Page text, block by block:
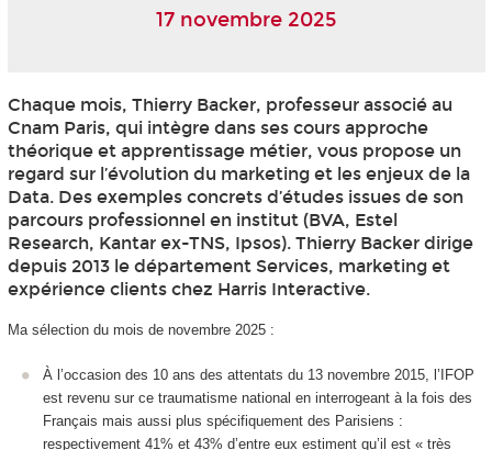
17 novembre 2025
Chaque mois, Thierry Backer, professeur associé au
Cnam Paris, qui intègre dans ses cours approche
théorique et apprentissage métier, vous propose un
regard sur l’évolution du marketing et les enjeux de la
Data. Des exemples concrets d’études issues de son
parcours professionnel en institut (BVA, Estel
Research, Kantar ex-TNS, Ipsos). Thierry Backer dirige
depuis 2013 le département Services, marketing et
expérience clients chez Harris Interactive.
Ma sélection du mois de novembre 2025 :
À l’occasion des 10 ans des attentats du 13 novembre 2015, l’IFOP
est revenu sur ce traumatisme national en interrogeant à la fois des
Français mais aussi plus spécifiquement des Parisiens :
respectivement 41% et 43% d’entre eux estiment qu’il est « très